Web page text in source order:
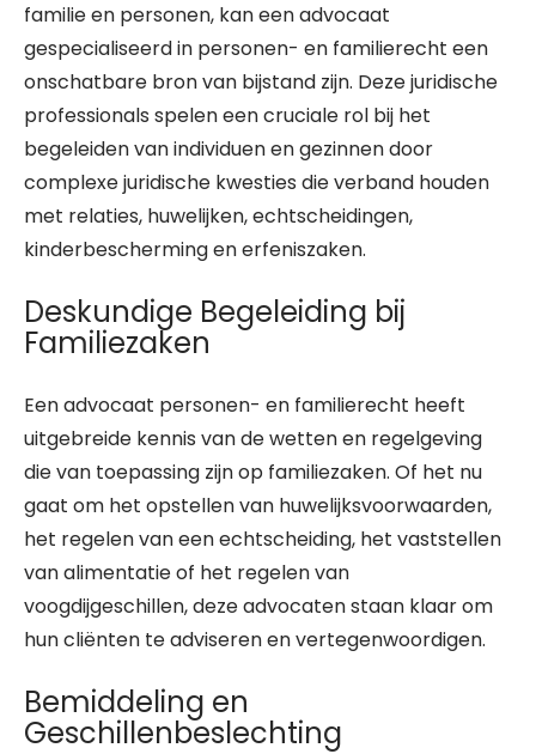
familie en personen, kan een advocaat
gespecialiseerd in personen- en familierecht een
onschatbare bron van bijstand zijn. Deze juridische
professionals spelen een cruciale rol bij het
begeleiden van individuen en gezinnen door
complexe juridische kwesties die verband houden
met relaties, huwelijken, echtscheidingen,
kinderbescherming en erfeniszaken.
Deskundige Begeleiding bij
Familiezaken
Een advocaat personen- en familierecht heeft
uitgebreide kennis van de wetten en regelgeving
die van toepassing zijn op familiezaken. Of het nu
gaat om het opstellen van huwelijksvoorwaarden,
het regelen van een echtscheiding, het vaststellen
van alimentatie of het regelen van
voogdijgeschillen, deze advocaten staan klaar om
hun cliënten te adviseren en vertegenwoordigen.
Bemiddeling en
Geschillenbeslechting